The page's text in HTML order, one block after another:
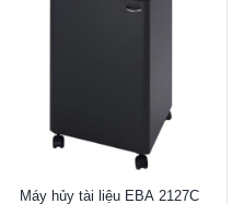
Máy hủy tài liệu EBA 2127C